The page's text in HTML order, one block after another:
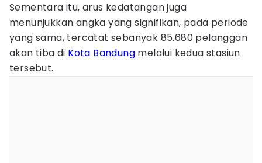
Sementara itu, arus kedatangan juga
menunjukkan angka yang signifikan, pada periode
yang sama, tercatat sebanyak 85.680 pelanggan
akan tiba di Kota Bandung melalui kedua stasiun
tersebut.